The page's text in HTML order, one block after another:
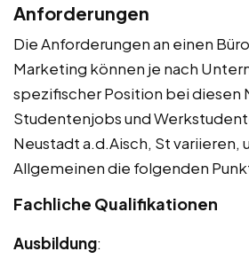
Anforderungen
Die Anforderungen an einen
Marketing können je nach
spezifischer Position bei diesen
Studentenjobs und
Neustadt a.d.Aisch, St variieren,
Allgemeinen die folgenden
Fachliche Qualifikationen
Ausbildung: